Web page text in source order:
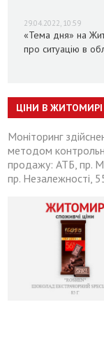
29.04.2022, 10:59
«Тема дня» на
про ситуацію в
ЦІНИ В ЖИТОМИРІ
Моніторинг
методом
продажу: АТБ, пр.
пр. Незалежності,